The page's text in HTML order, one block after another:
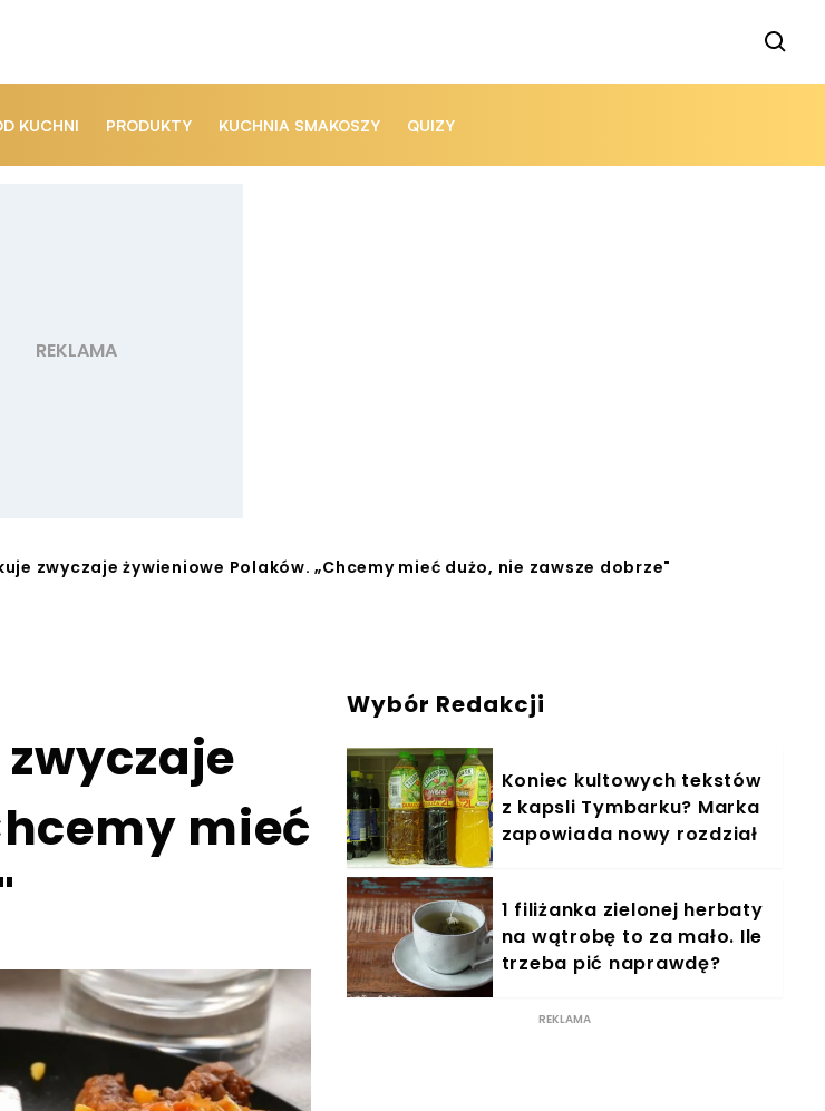
KUCHNI PRODUKTY KUCHNIA SMAKOSZY QUIZY
zwyczaje żywieniowe Polaków. „Chcemy mieć dużo, nie zawsze dobrze"
mieć
Wybór Redakcji
Koniec kultowych tekstów
z kapsli Tymbarku? Marka
zapowiada nowy rozdział
1 filiżanka zielonej herbaty
na wątrobę to za mało. Ile
trzeba pić naprawdę?